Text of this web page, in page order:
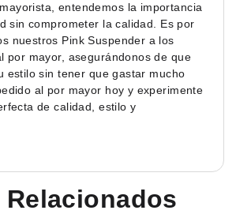
entendemos la importancia
sin comprometer la calidad. Es por
nuestros Pink Suspender a los
por mayor, asegurándonos de que
estilo sin tener que gastar mucho
al por mayor hoy y experimente
de calidad, estilo y